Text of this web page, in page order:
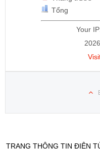
Tổng
Your
TRANG THÔNG TIN ĐIỆN